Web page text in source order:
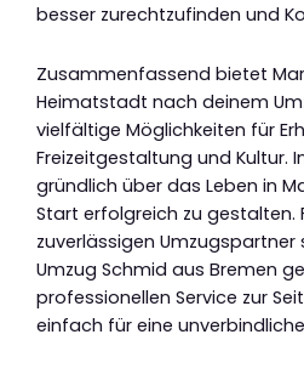
besser zurechtzufinden und
Zusammenfassend bietet
Heimatstadt nach deinem
vielfältige Möglichkeiten für
Freizeitgestaltung und Kultur.
gründlich über das Leben in
Start erfolgreich zu gestalten.
zuverlässigen
Umzug Schmid aus Bremen
professionellen Service zur
einfach für eine